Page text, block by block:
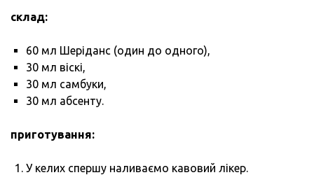
склад:
60 мл Шеріданс (один до одного),
30 мл віскі,
30 мл самбуки,
30 мл абсенту.
приготування:
У келих спершу наливаємо кавовий лікер.